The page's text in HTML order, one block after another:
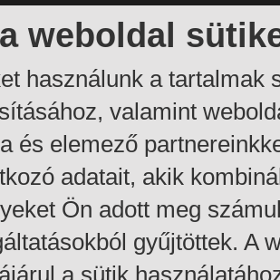
weboldal
használunk a tartalmak
valamint
és elemező
adatait, akik
Ön adott meg
gyűjtöttek. A
a sütik